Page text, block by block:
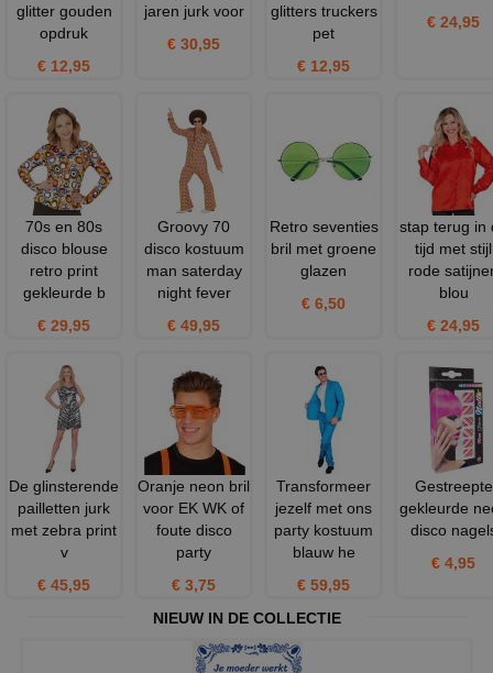
glitter gouden
opdruk
€ 12,95
jaren jurk voor
€ 30,95
glitters truckers
pet
€ 12,95
€ 24,95
70s en 80s
disco blouse
retro print
gekleurde b
€ 29,95
Groovy 70
disco kostuum
man saterday
night fever
€ 49,95
Retro seventies
bril met groene
glazen
€ 6,50
stap terug in
tijd met stijl
rode
blou
€ 24,95
De glinsterende
pailletten jurk
met zebra print
v
€ 45,95
Oranje neon bril
voor EK WK of
foute disco
party
€ 3,75
Transformeer
jezelf met ons
party kostuum
blauw he
€ 59,95
Gestreepte
gekleurde
disco
€ 4,95
NIEUW IN DE COLLECTIE